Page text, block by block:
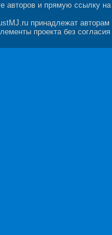
авторов и прямую ссылку на
принадлежат авторам
проекта без согласия